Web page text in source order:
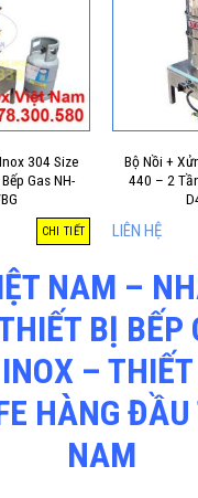
304 Size
Gas NH-
CHI TIẾT
Bộ Nồi +
440 – 2
LIÊN HỆ
NAM –
BỊ BẾP
–
HÀNG
NAM